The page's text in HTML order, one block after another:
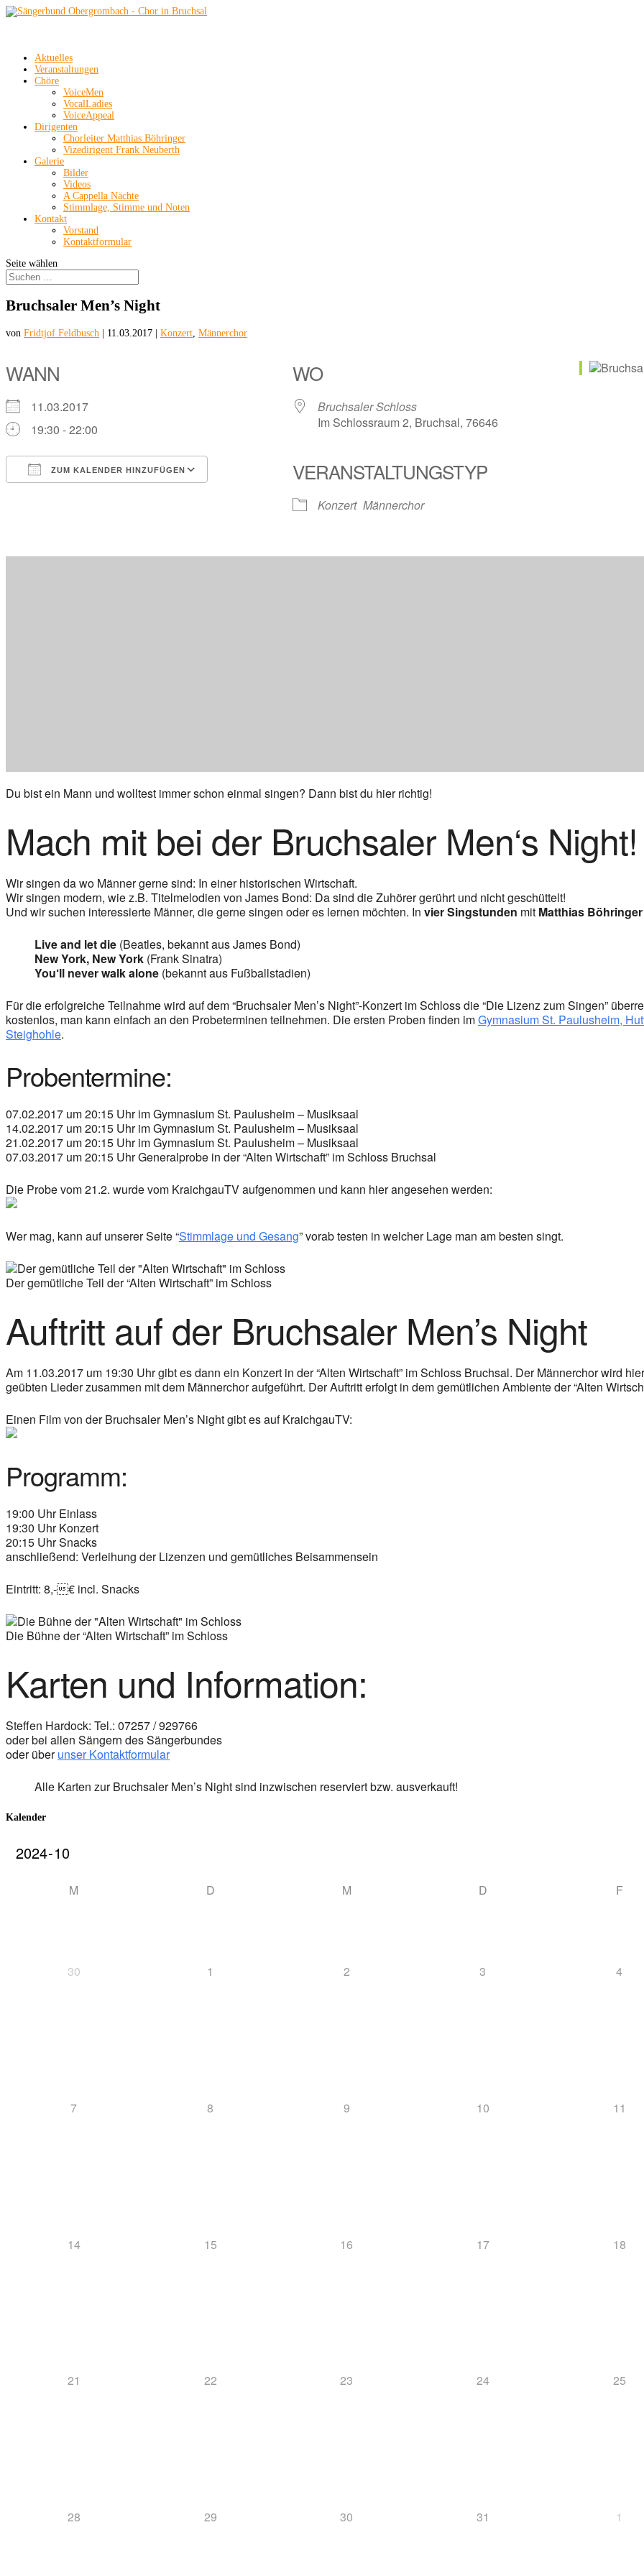
Aktuelles
Veranstaltungen
Chöre
VoiceMen
VocalLadies
VoiceAppeal
Dirigenten
Chorleiter Matthias Böhringer
Vizedirigent Frank Neuberth
Galerie
Bilder
Videos
A Cappella Nächte
Stimmlage, Stimme und Noten
Kontakt
Vorstand
Kontaktformular
Seite wählen
Bruchsaler Men’s Night
von Fridtjof Feldbusch 11.03.2017 Konzert Männerchor
WANN
11.03.2017
19:30 - 22:00
ZUM KALENDER HINZUFÜGEN
WO
Bruchsaler Schloss
Im Schlossraum 2, Bruchsal, 76646
VERANSTALTUNGSTYP
Konzert Männerchor
Du bist ein Mann und wolltest immer schon einmal singen? Dann bist du hier richtig!
Mach mit bei der Bruchsaler Men‘s Night!
Wir singen da wo Männer gerne sind: In einer historischen Wirtschaft.
Wir singen modern, wie z.B. Titelmelodien von James Bond: Da sind die Zuhörer gerührt und nicht geschüttelt!
Und wir suchen interessierte Männer, die gerne singen oder es lernen möchten. In vier Singstunden mit Matthias Böhringer
Live and let die (Beatles, bekannt aus James Bond)
New York, New York (Frank Sinatra)
You‘ll never walk alone (bekannt aus Fußballstadien)
Für die erfolgreiche Teilnahme wird auf dem “Bruchsaler Men’s Night”-Konzert im Schloss die “Die Lizenz zum Singen”
kostenlos, man kann einfach an den Probeterminen teilnehmen. Die ersten Proben finden imGymnasium St. Paulusheim,
Steighohle.
Probentermine:
07.02.2017 um 20:15 Uhr im Gymnasium St. Paulusheim – Musiksaal
14.02.2017 um 20:15 Uhr im Gymnasium St. Paulusheim – Musiksaal
21.02.2017 um 20:15 Uhr im Gymnasium St. Paulusheim – Musiksaal
07.03.2017 um 20:15 Uhr Generalprobe in der “Alten Wirtschaft” im Schloss Bruchsal
Die Probe vom 21.2. wurde vom KraichgauTV aufgenommen und kann hier angesehen werden:
Wer mag, kann auf unserer Seite “Stimmlage und Gesang” vorab testen in welcher Lage man am besten singt.
Der gemütliche Teil der “Alten Wirtschaft” im Schloss
Auftritt auf der Bruchsaler Men’s Night
Am 11.03.2017 um 19:30 Uhr gibt es dann ein Konzert in der “Alten Wirtschaft” im Schloss Bruchsal. Der Männerchor wird
geübten Lieder zusammen mit dem Männerchor aufgeführt. Der Auftritt erfolgt in dem gemütlichen Ambiente der “Alten
Einen Film von der Bruchsaler Men’s Night gibt es auf KraichgauTV:
Programm:
19:00 Uhr Einlass
19:30 Uhr Konzert
20:15 Uhr Snacks
anschließend: Verleihung der Lizenzen und gemütliches Beisammensein
Eintritt: 8,-€ incl. Snacks
Die Bühne der “Alten Wirtschaft” im Schloss
Karten und Information:
Steffen Hardock: Tel.: 07257 / 929766
oder bei allen Sängern des Sängerbundes
oder überunser Kontaktformular
Alle Karten zur Bruchsaler Men’s Night sind inzwischen reserviert bzw. ausverkauft!
Kalender
M D M D F
30 1 2 3 4
7 8 9 10 11
14 15 16 17 18
21 22 23 24 25
28 29 30 31 1